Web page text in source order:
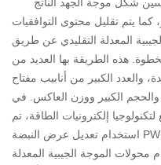
صناعة البناء والتشييد
مركز الأخبار
شركة ديناميكية
صناعة المعلومات
اتصل بنا
الاتصال
الانترنت
يتم تقليل محتوى التوافقيات
المعدلة التقليدي عن طريق
هذه الطريقة بها العديد من
والعدد الكبير من أنابيب مفتاح
الكبير ووزن العاكس. في
إلكترونيات الطاقة، تم
استخدام تعديل عرض النبضة PWM على نطاق واسع لتوليد خرج موجة
الموجة الجيبية المعدلة